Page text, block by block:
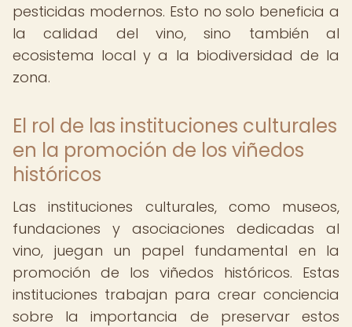
pesticidas modernos. Esto no solo beneficia a
la calidad del vino, sino también al
ecosistema local y a la biodiversidad de la
zona.
El rol de las instituciones culturales
en la promoción de los viñedos
históricos
Las instituciones culturales, como museos,
fundaciones y asociaciones dedicadas al
vino, juegan un papel fundamental en la
promoción de los viñedos históricos. Estas
instituciones trabajan para crear conciencia
sobre la importancia de preservar estos